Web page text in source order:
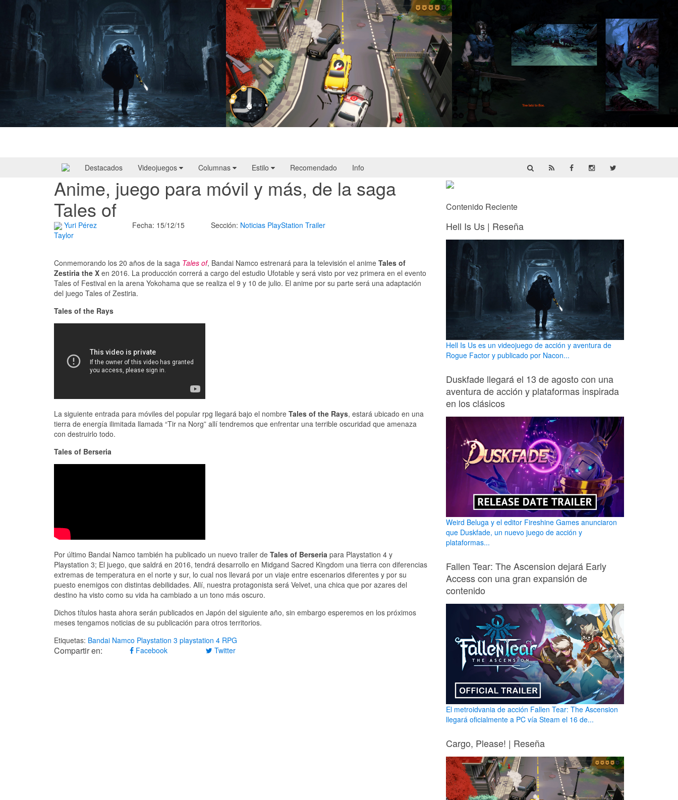
Destacados Videojuegos Columnas Estilo Recomendado Info
Anime, juego para móvil y más, de la saga
Tales of
Yuri Pérez
Taylor
Fecha: 15/12/15 Sección: Noticias PlayStation Trailer
Conmemorando los 20 años de la saga Tales of, Bandai Namco estrenará para la televisión el anime Tales of
Zestiria the X en 2016. La producción correrá a cargo del estudio Ufotable y será visto por vez primera en el evento
Tales of Festival en la arena Yokohama que se realiza el 9 y 10 de julio. El anime por su parte será una adaptación
del juego Tales of Zestiria.
Tales of the Rays
La siguiente entrada para móviles del popular rpg llegará bajo el nombre Tales of the Rays, estará ubicado en una
tierra de energía ilimitada llamada “Tir na Norg” allí tendremos que enfrentar una terrible oscuridad que amenaza
con destruirlo todo.
Tales of Berseria
Por último Bandai Namco también ha publicado un nuevo trailer de Tales of Berseria para Playstation 4 y
Playstation 3; El juego, que saldrá en 2016, tendrá desarrollo en Midgand Sacred Kingdom una tierra con diferencias
extremas de temperatura en el norte y sur, lo cual nos llevará por un viaje entre escenarios diferentes y por su
puesto enemigos con distintas debilidades. Allí, nuestra protagonista será Velvet, una chica que por azares del
destino ha visto como su vida ha cambiado a un tono más oscuro.
Dichos títulos hasta ahora serán publicados en Japón del siguiente año, sin embargo esperemos en los próximos
meses tengamos noticias de su publicación para otros territorios.
Etiquetas: Bandai Namco Playstation 3 playstation 4 RPG
Compartir en: Facebook Twitter
Contenido Reciente
Hell Is Us | Reseña
Hell Is Us es un videojuego de acción y aventura de
Rogue Factor y publicado por Nacon...
Duskfade llegará el 13 de agosto con una
aventura de acción y plataformas inspirada
en los clásicos
Weird Beluga y el editor Fireshine Games anunciaron
que Duskfade, un nuevo juego de acción y
plataformas...
Fallen Tear: The Ascension dejará Early
Access con una gran expansión de
contenido
El metroidvania de acción Fallen Tear: The Ascension
llegará oficialmente a PC vía Steam el 16 de...
Cargo, Please! | Reseña